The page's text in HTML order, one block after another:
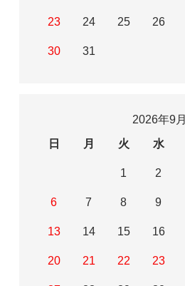
23 24 25 26
30 31
2026年9月
日
月 火 水
1 2
6 7 8 9
13 14 15 16
20 21 22 23